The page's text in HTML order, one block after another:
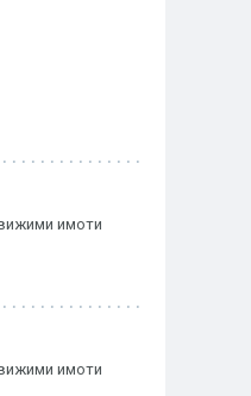
имоти
имоти